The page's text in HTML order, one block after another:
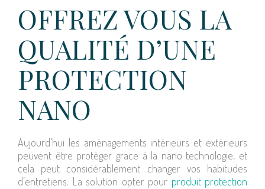
OFFREZ VOUS LA
QUALITÉ D’UNE
PROTECTION
NANO
Aujourd’hui les aménagements intérieurs et extérieurs
peuvent être protéger grace à la nano technologie, et
cela peut considérablement changer vos habitudes
d’entretiens. La solution opter pour produit protection